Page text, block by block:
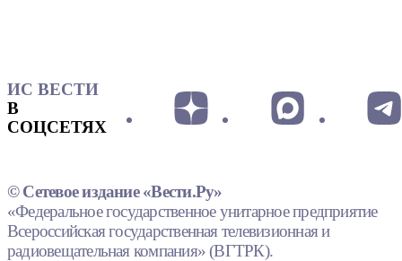
ИС ВЕСТИ
В
СОЦСЕТЯХ
© Сетевое издание «Вести.Ру»
«Федеральное государственное унитарное предприятие
Всероссийская государственная телевизионная и
радиовещательная компания» (ВГТРК).